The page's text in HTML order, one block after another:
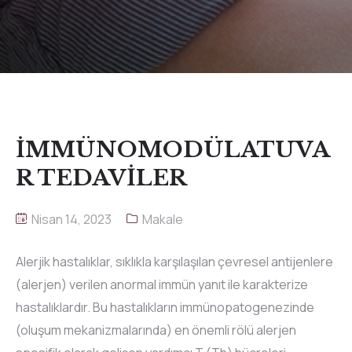
İMMÜNOMODÜLATUVA
R TEDAVİLER
Nisan 14, 2023 Makale
Alerjik hastalıklar, sıklıkla karşılaşılan çevresel antijenlere
(alerjen) verilen anormal immün yanıt ile karakterize
hastalıklardır. Bu hastalıkların immünopatogenezinde
(oluşum mekanizmalarında) en önemli rölü alerjen